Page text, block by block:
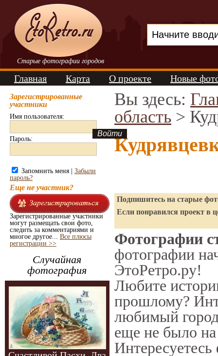
Старые фотографии городов
Главная Карта О проекте Новые
Зарегистрированные
участники
Имя пользователя:
Пароль:
Запомнить меня | Забыли
пароль?
Еще не участник?
Зарегистрированные участники
могут размещать свои фото,
следить за комментариями и
многое другое... Все плюсы
регистрации >>
Случайная
фотография
Вы здесь:
область >
Подпишитесь на старые
Если понравился проект в
Фотографии
фотографии
ЭтоРетро.ру!
Любите
прошлому?
любимый город
еще не было на
Интересуетесь